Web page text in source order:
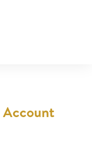
Account